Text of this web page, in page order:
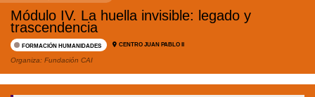
Módulo IV. La huella invisible: legado y
trascendencia
FORMACIÓN HUMANIDADES CENTRO JUAN PABLO II
Organiza: Fundación CAI